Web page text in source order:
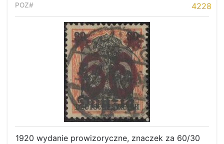
4228
1920 wydanie prowizoryczne, znaczek za 60/30